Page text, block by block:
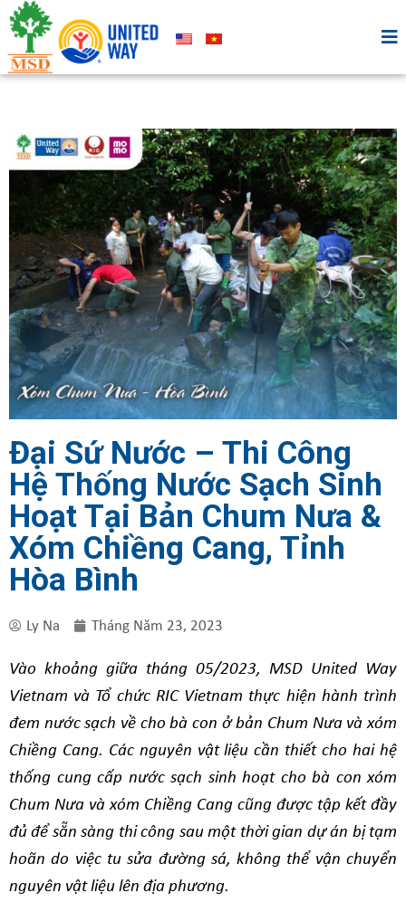
Đại Sứ Nước – Thi Công
Hệ Thống Nước Sạch Sinh
Hoạt Tại Bản Chum Nưa &
Xóm Chiềng Cang, Tỉnh
Hòa Bình
Ly Na Tháng Năm 23, 2023
Vào khoảng giữa tháng 05/2023, MSD United Way
Vietnam và Tổ chức RIC Vietnam thực hiện hành trình
đem nước sạch về cho bà con ở bản Chum Nưa và xóm
Chiềng Cang. Các nguyên vật liệu cần thiết cho hai hệ
thống cung cấp nước sạch sinh hoạt cho bà con xóm
Chum Nưa và xóm Chiềng Cang cũng được tập kết đầy
đủ để sẵn sàng thi công sau một thời gian dự án bị tạm
hoãn do việc tu sửa đường sá, không thể vận chuyển
nguyên vật liệu lên địa phương.